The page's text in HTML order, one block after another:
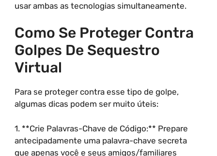
usar ambas as tecnologias simultaneamente.
Como Se Proteger Contra
Golpes De Sequestro
Virtual
Para se proteger contra esse tipo de golpe,
algumas dicas podem ser muito úteis:
1. **Crie Palavras-Chave de Código:** Prepare
antecipadamente uma palavra-chave secreta
que apenas você e seus amigos/familiares